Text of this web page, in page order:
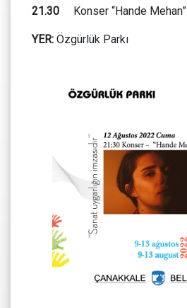
21.30 Konser “Hande Mehan”
YER: Özgürlük Parkı